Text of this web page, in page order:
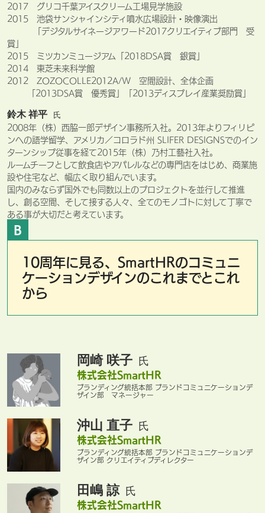
2017 グリコ千葉アイスクリーム工場見学施設
2015 池袋サンシャインシティ噴水広場設計・映像演出
「デジタルサイネージアワード2017クリエイティブ部門 受
賞」
2015 ミツカンミュージアム「2018DSA賞 銀賞」
2014 東芝未来科学館
2012 ZOZOCOLLE2012A/W 空間設計、全体企画
「2013DSA賞 優秀賞」「2013ディスプレイ産業奨励賞」
鈴木 祥平 氏
2008年​（株）​西脇一郎デザイン事務所入社。2013年より​フィリピ
ンへの​語学留学、​アメリカ／コロラド州 SLIFER DESIGNSでの​イン
ターンシップ従事を​経て​2015年​（株）​乃村工藝社入社。​
ルームチーフと​して​飲食店や​アパレルなどの​専門店を​はじめ、​商業施
設や​住宅など、​幅広く​取り​組んでいます。​
国内のみならず国外でも​同数以上の​プロジェクトを​並行して​推進
し、​創る​空間、​そして​接する​人々、​全ての​モノゴトに​対して​丁寧で
ある​事が​大切だと​考えています。​
B
10周年に見る、SmartHRのコミュニ
ケーションデザインのこれまでとこれ
から
岡崎 咲子 氏
株式会社SmartHR
ブランディング統括本部 ブランドコミュニケーションデ
ザイン部 マネージャー
沖山 直子 氏
株式会社SmartHR
ブランディング統括本部 ブランドコミュニケーションデ
ザイン部 クリエイティブディレクター
田嶋 諒 氏
株式会社SmartHR